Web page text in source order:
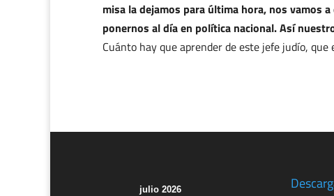
misa la dejamos para última hora, nos vamos
ponernos al día en política nacional. Así
Cuánto hay que aprender de este jefe judío,
julio 2026